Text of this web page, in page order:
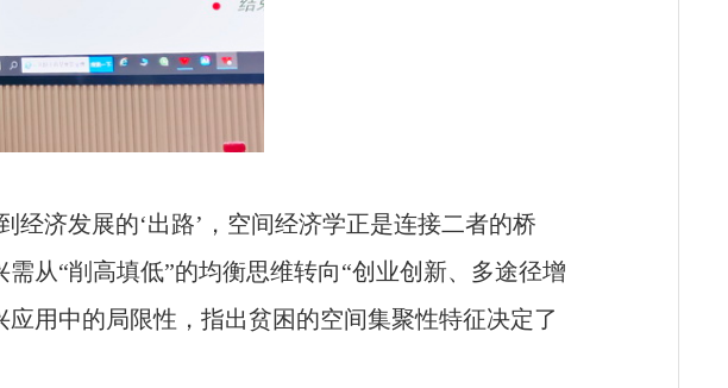
经济发展的‘出路’，空间经济学正是连接二者的桥
从“削高填低”的均衡思维转向“创业创新、多途径增
用中的局限性，指出贫困的空间集聚性特征决定了